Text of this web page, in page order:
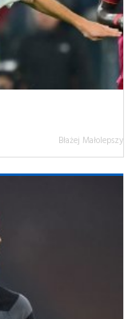
Błażej Małolepszy